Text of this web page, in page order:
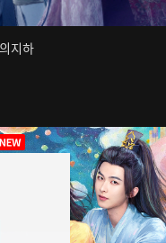
지하